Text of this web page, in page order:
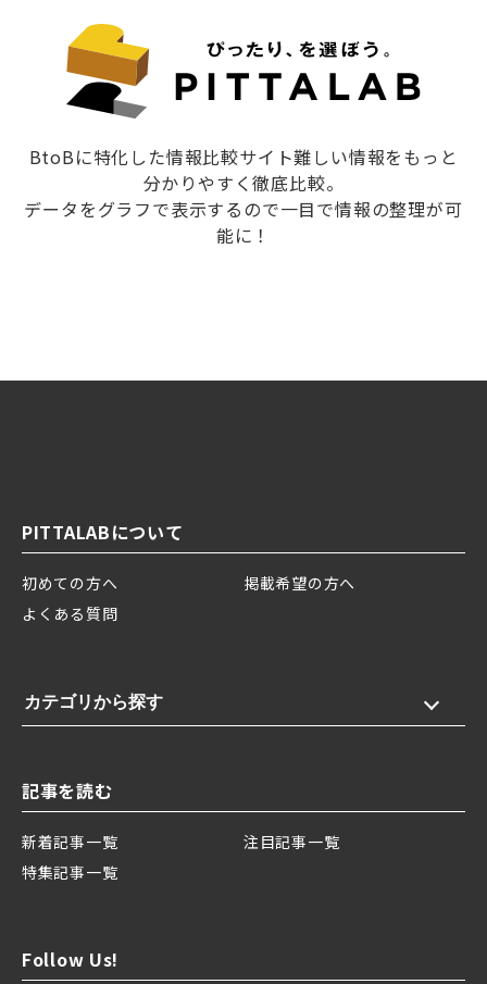
BtoBに特化した情報比較サイト難しい情報をもっと
分かりやすく徹底比較。
データをグラフで表示するので一目で情報の整理が可
能に！
PITTALABについて
初めての方へ
掲載希望の方へ
よくある質問
カテゴリから探す
記事を読む
新着記事一覧
注目記事一覧
特集記事一覧
Follow Us!